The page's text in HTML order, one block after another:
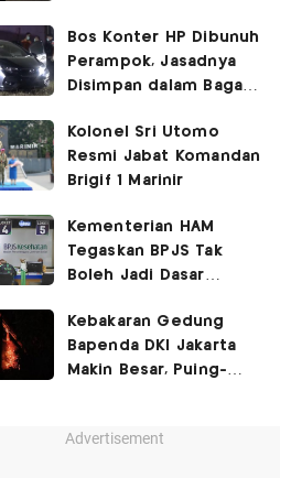
Bos Konter HP Dibunuh
Perampok, Jasadnya
Disimpan dalam Bagasi
Kolonel Sri Utomo
Resmi Jabat Komandan
Brigif 1 Marinir
Kementerian HAM
Tegaskan BPJS Tak
Boleh Jadi Dasar
Layanan Kesehatan
Kebakaran Gedung
Bapenda DKI Jakarta
Makin Besar, Puing-
Advertisement